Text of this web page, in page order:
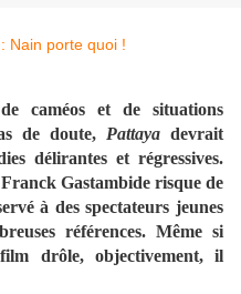
caméos et de situations
de doute, Pattaya devrait
délirantes et régressives.
Gastambide risque de
à des spectateurs jeunes
références. Même si
drôle, objectivement, il